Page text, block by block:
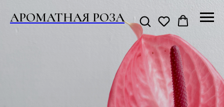
АРОМАТНАЯ РОЗА